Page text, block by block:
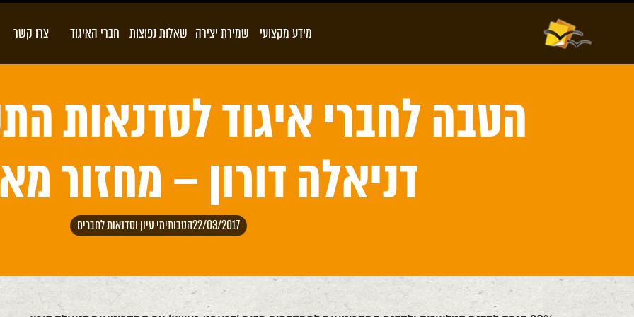
מידע מקצועי שמירת יצירה שאלות נפוצות חברי האיגוד צרו קשר
הטבה לחברי איגוד לסדנאות
דניאלה דורון – מחזור מאי
22/03/2017הטבותימי עיון וסדנאות לחברים